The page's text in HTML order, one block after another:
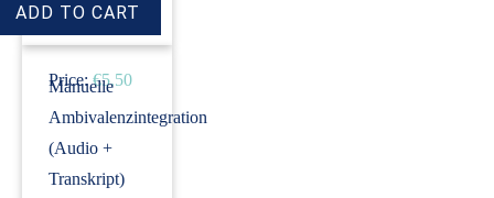
Revenstorf
Price: €5.50
Manuelle
Ambivalenzintegration
(Audio +
Transkript)